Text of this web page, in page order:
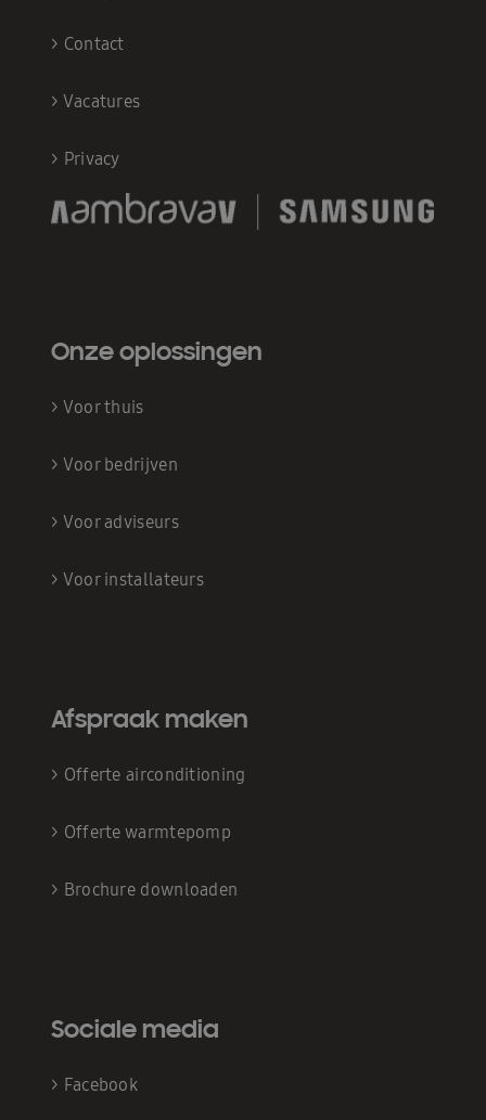
> Contact
> Vacatures
> Privacy
Onze oplossingen
> Voor thuis
> Voor bedrijven
> Voor adviseurs
> Voor installateurs
Afspraak maken
> Offerte airconditioning
> Offerte warmtepomp
> Brochure downloaden
Sociale media
> Facebook